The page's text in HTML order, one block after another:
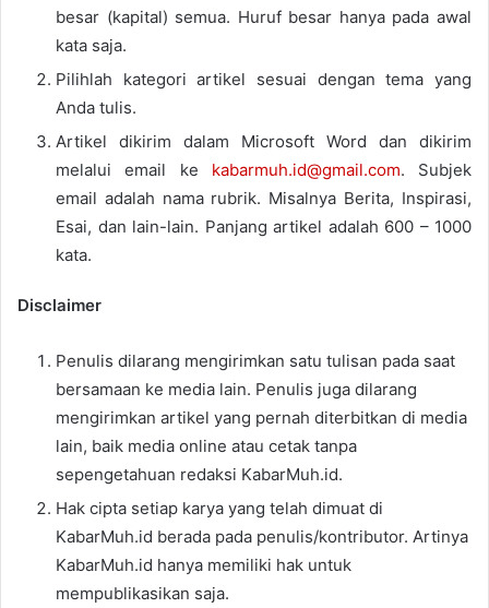
besar (kapital) semua. Huruf besar hanya pada awal
kata saja.
Pilihlah kategori artikel sesuai dengan tema yang
Anda tulis.
Artikel dikirim dalam Microsoft Word dan dikirim
melalui email ke kabarmuh.id@gmail.com. Subjek
email adalah nama rubrik. Misalnya Berita, Inspirasi,
Esai, dan lain-lain. Panjang artikel adalah 600 – 1000
kata.
Disclaimer
Penulis dilarang mengirimkan satu tulisan pada saat
bersamaan ke media lain. Penulis juga dilarang
mengirimkan artikel yang pernah diterbitkan di media
lain, baik media online atau cetak tanpa
sepengetahuan redaksi KabarMuh.id.
Hak cipta setiap karya yang telah dimuat di
KabarMuh.id berada pada penulis/kontributor. Artinya
KabarMuh.id hanya memiliki hak untuk
mempublikasikan saja.